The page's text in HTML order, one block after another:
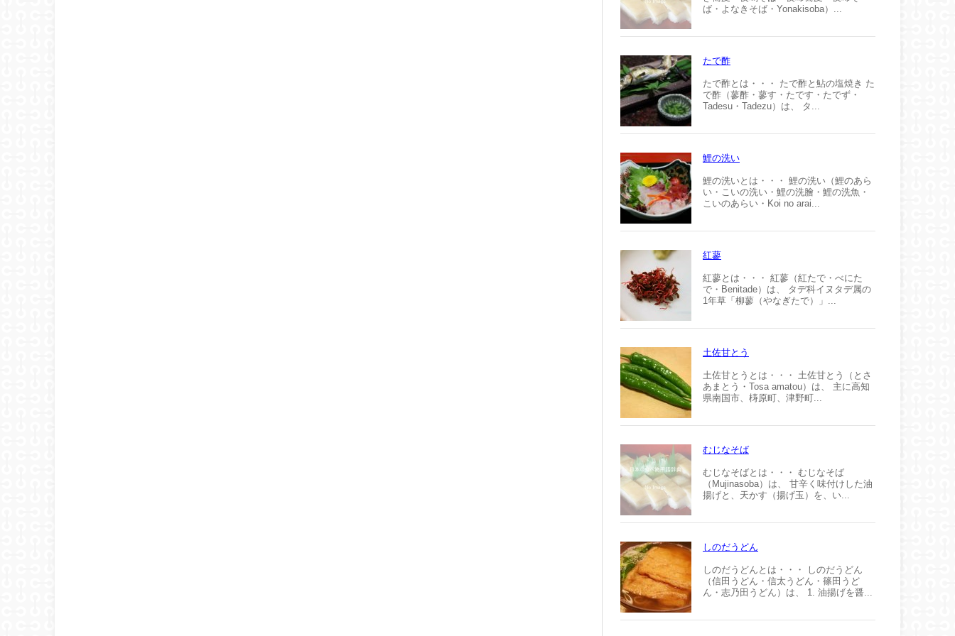
ば・よなきそば・Yonakisoba）...
たで酢
たで酢とは・・・ たで酢と鮎の塩焼き た
で酢（蓼酢・蓼す・たです・たでず・
Tadesu・Tadezu）は、 タ...
鯉の洗い
鯉の洗いとは・・・ 鯉の洗い（鯉のあら
い・こいの洗い・鯉の洗膾・鯉の洗魚・
こいのあらい・Koi no arai...
紅蓼
紅蓼とは・・・ 紅蓼（紅たで・べにた
で・Benitade）は、 タデ科イヌタデ属の
1年草「柳蓼（やなぎたで）」...
土佐甘とう
土佐甘とうとは・・・ 土佐甘とう（とさ
あまとう・Tosa amatou）は、 主に高知
県南国市、梼原町、津野町...
むじなそば
むじなそばとは・・・ むじなそば
（Mujinasoba）は、 甘辛く味付けした油
揚げと、天かす（揚げ玉）を、い...
しのだうどん
しのだうどんとは・・・ しのだうどん
（信田うどん・信太うどん・篠田うど
ん・志乃田うどん）は、 1. 油揚げを醤...